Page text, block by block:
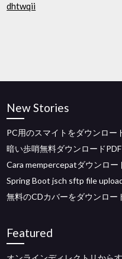
dhtwqii
New Stories
PC用のスマイトをダウンロー
暗い歩哨無料ダウンロードPDF
Cara mempercepatダウンロ
Spring Boot jsch sftp file
無料のCDカバーをダウンロー
Featured